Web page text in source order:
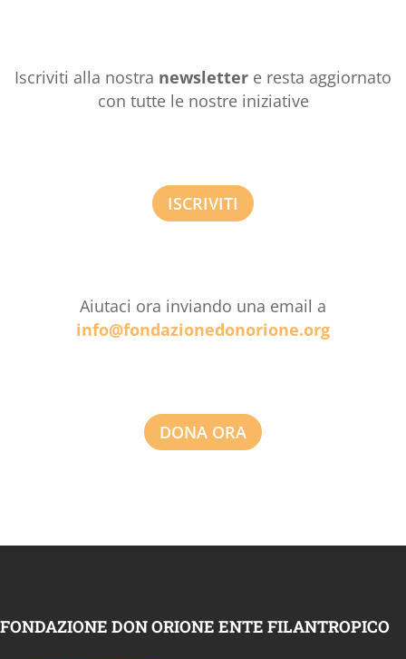
Iscriviti alla nostra newsletter e resta aggiornato
con tutte le nostre iniziative
ISCRIVITI
Aiutaci ora inviando una email a
info@fondazionedonorione.org
DONA ORA
FONDAZIONE DON ORIONE ENTE FILANTROPICO